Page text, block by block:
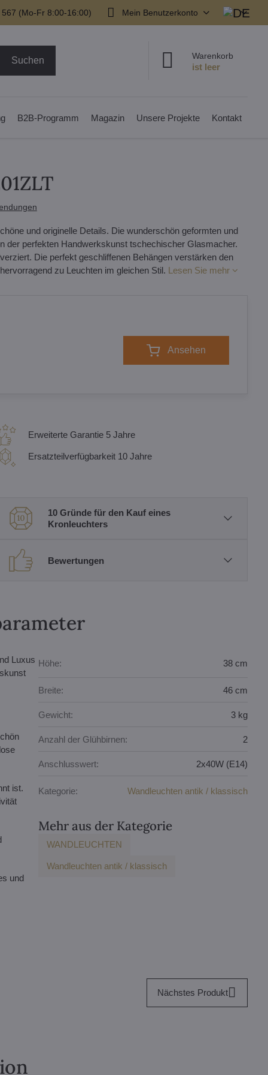
(Mo-Fr 8:00-16:00) Mein Benutzerkonto
Suchen Warenkorb
B2B-Programm Magazin Unsere Projekte Kontakt
und originelle Details. Die wunderschön geformten und
der perfekten Handwerkskunst tschechischer Glasmacher.
Die perfekt geschliffenen Behängen verstärken den
zu Leuchten im gleichen Stil. Lesen Sie mehr
Ansehen
Erweiterte Garantie 5 Jahre
Ersatzteilverfügbarkeit 10 Jahre
10 Gründe für den Kauf eines
Kronleuchters
Bewertungen
Luxus
ist.
und
Höhe: 38 cm
Breite: 46 cm
Gewicht: 3 kg
Anzahl der Glühbirnen: 2
Anschlusswert: 2x40W (E14)
Kategorie: Wandleuchten antik / klassisch
Mehr aus der Kategorie
WANDLEUCHTEN
Wandleuchten antik / klassisch
Nächstes Produkt